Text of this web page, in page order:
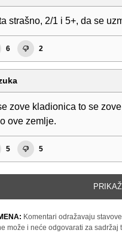
strašno, 2/1 i 5+, da se
6 2
zove kladionica to se
ove zemlje.
5 5
Komentari odražavaju
može i neće odgovarati za